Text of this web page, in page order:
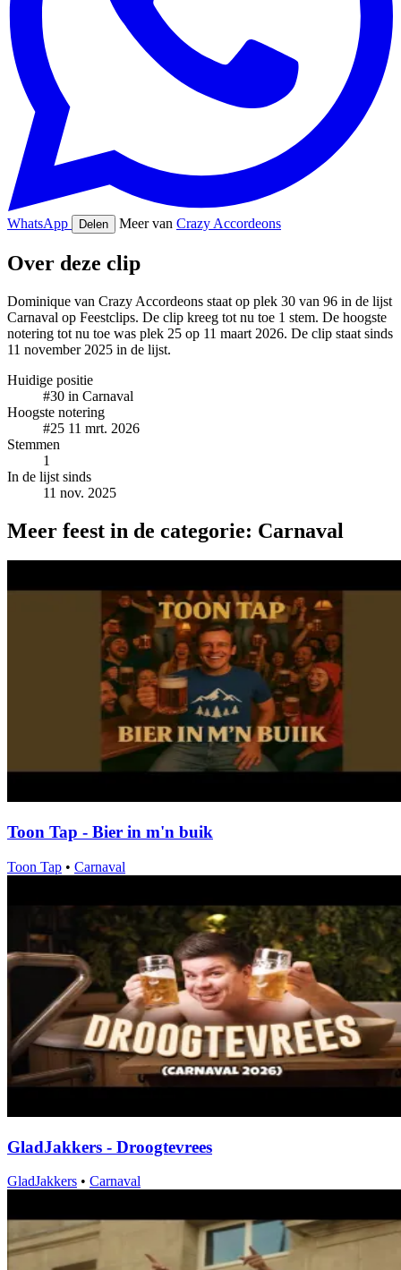
WhatsApp Delen Meer van Crazy Accordeons
Over deze clip
Dominique van Crazy Accordeons staat op plek 30 van 96 in de lijst
Carnaval op Feestclips. De clip kreeg tot nu toe 1 stem. De hoogste
notering tot nu toe was plek 25 op 11 maart 2026. De clip staat sinds
11 november 2025 in de lijst.
Huidige positie
#30 in Carnaval
Hoogste notering
#25 11 mrt. 2026
Stemmen
1
In de lijst sinds
11 nov. 2025
Meer feest in de categorie: Carnaval
Toon Tap - Bier in m'n buik
Toon Tap • Carnaval
GladJakkers - Droogtevrees
GladJakkers • Carnaval